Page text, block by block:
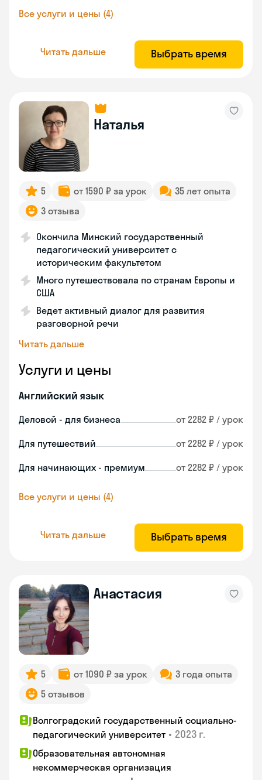
Все услуги и цены (4)
Читать дальше Выбрать время
Наталья
5 от 1590 ₽ за урок
35 лет опыта
3 отзыва
Окончила Минский государственный
педагогический университет с
историческим факультетом
Много путешествовала по странам Европы и
США
Ведет активный диалог для развития
разговорной речи
Читать дальше
Услуги и цены
Английский язык
Деловой - для бизнеса от 2282 ₽ / урок
Для путешествий от 2282 ₽ / урок
Для начинающих - премиум от 2282 ₽ / урок
Все услуги и цены (4)
Читать дальше Выбрать время
Анастасия
5 от 1090 ₽ за урок
3 года опыта
5 отзывов
Волгоградский государственный социально-
педагогический университет • 2023 г.
Образовательная автономная
некоммерческая организация